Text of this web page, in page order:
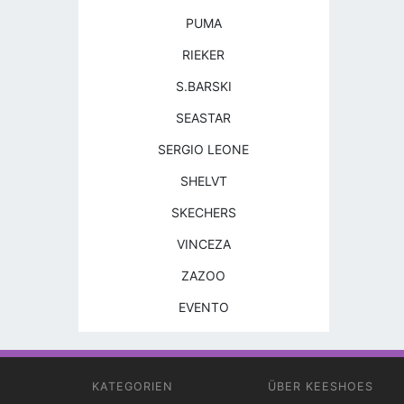
PUMA
RIEKER
S.BARSKI
SEASTAR
SERGIO LEONE
SHELVT
SKECHERS
VINCEZA
ZAZOO
EVENTO
KATEGORIEN ÜBER KEESHOES